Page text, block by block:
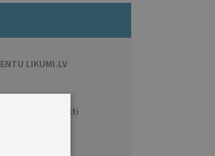
LIKUMI.LV
aktu projekti